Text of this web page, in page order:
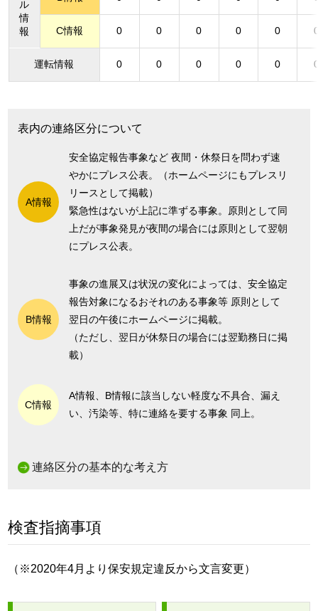
ル
情
報
C情報 0 0 0 0 0
運転情報 0 0 0 0 0
表内の連絡区分について
A情報
安全協定報告事象など 夜間・休祭日を問わず速
やかにプレス公表。（ホームページにもプレスリ
リースとして掲載）
緊急性はないが上記に準ずる事象。原則として同
上だが事象発見が夜間の場合には原則として翌朝
にプレス公表。
B情報
事象の進展又は状況の変化によっては、安全協定
報告対象になるおそれのある事象等 原則として
翌日の午後にホームページに掲載。
（ただし、翌日が休祭日の場合には翌勤務日に掲
載）
C情報
A情報、B情報に該当しない軽度な不具合、漏え
い、汚染等、特に連絡を要する事象 同上。
連絡区分の基本的な考え方
検査指摘事項
（※2020年4月より保安規定違反から文言変更）